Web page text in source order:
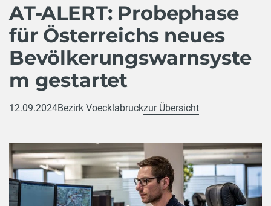
AT-ALERT: Probephase
für Österreichs neues
Bevölkerungswarnsyste
m gestartet
12.09.2024Bezirk Voecklabruckzur Übersicht